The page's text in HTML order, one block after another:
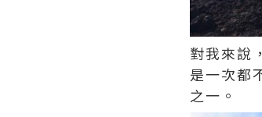
對我來說
是一次都
之一。